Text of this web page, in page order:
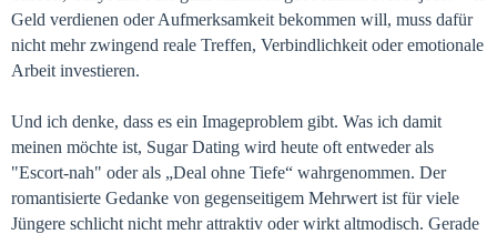
Geld verdienen oder Aufmerksamkeit bekommen will, muss dafür
nicht mehr zwingend reale Treffen, Verbindlichkeit oder emotionale
Arbeit investieren.
Und ich denke, dass es ein Imageproblem gibt. Was ich damit
meinen möchte ist, Sugar Dating wird heute oft entweder als
"Escort-nah" oder als „Deal ohne Tiefe“ wahrgenommen. Der
romantisierte Gedanke von gegenseitigem Mehrwert ist für viele
Jüngere schlicht nicht mehr attraktiv oder wirkt altmodisch. Gerade